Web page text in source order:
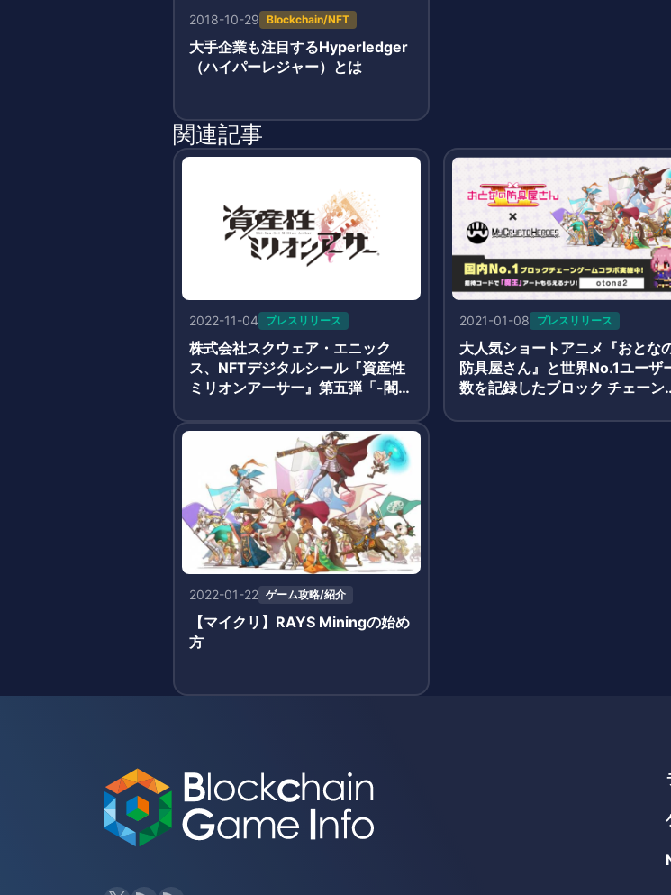
2018-10-29 Blockchain/NFT
大手企業も注目するHyperledger
（ハイパーレジャー）とは
関連記事
2022-11-04 プレスリリース
株式会社スクウェア・エニック
ス、NFTデジタルシール『資産性
ミリオンアーサー』第五弾「-閣下
2021-01-08 プレスリリース
大人気ショートアニメ『おとな
防具屋さん』と世界No.1ユーザ
数を記録したブロック チェーン
ラボを開始!
2022-01-22 ゲーム攻略/紹介
【マイクリ】RAYS Miningの始め
方